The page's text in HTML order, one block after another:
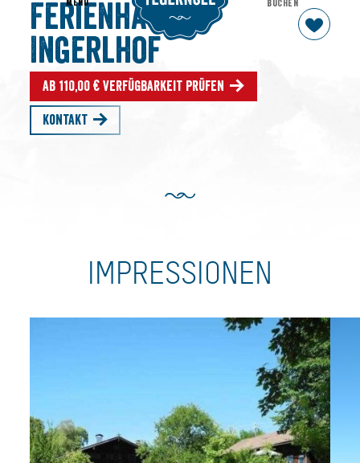
Ferienhaus
Ingerlhof
Ab 110,00 € Verfügbarkeit prüfen
Kontakt
IMPRESSIONEN
MENU BUCHEN